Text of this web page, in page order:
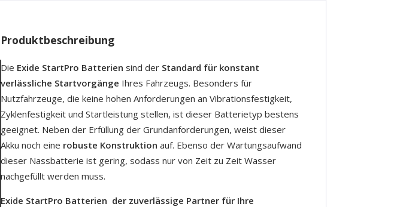
Produktbeschreibung
Die Exide StartPro Batterien sind der Standard für konstant
verlässliche Startvorgänge Ihres Fahrzeugs. Besonders für
Nutzfahrzeuge, die keine hohen Anforderungen an Vibrationsfestigkeit,
Zyklenfestigkeit und Startleistung stellen, ist dieser Batterietyp bestens
geeignet. Neben der Erfüllung der Grundanforderungen, weist dieser
Akku noch eine robuste Konstruktion auf. Ebenso der Wartungsaufwand
dieser Nassbatterie ist gering, sodass nur von Zeit zu Zeit Wasser
nachgefüllt werden muss.
Exide StartPro Batterien  der zuverlässige Partner für Ihre